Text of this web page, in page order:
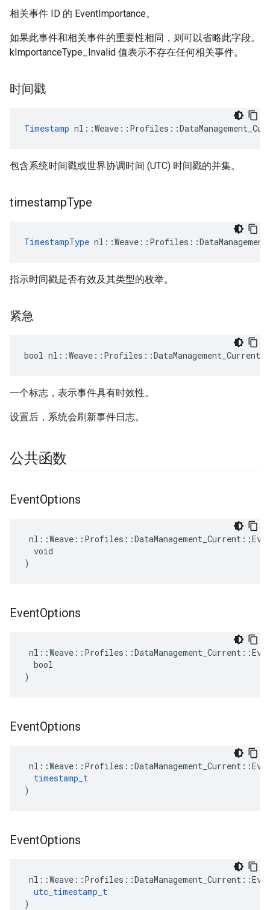
相关事件 ID 的 EventImportance。
如果此事件和相关事件的重要性相同，则可以省略此字段。
kImportanceType_Invalid 值表示不存在任何相关事件。
时间戳
Timestamp
包含系统时间戳或世界协调时间 (UTC) 时间戳的并集。
timestampType
TimestampType
指示时间戳是否有效及其类型的枚举。
紧急
bool
一个标志，表示事件具有时效性。
设置后，系统会刷新事件日志。
公共函数
EventOptions
  void
)
EventOptions
  bool
)
EventOptions
timestamp_t
)
EventOptions
utc_timestamp_t
)